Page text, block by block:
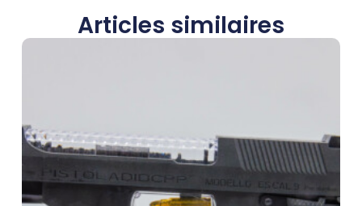
Articles similaires